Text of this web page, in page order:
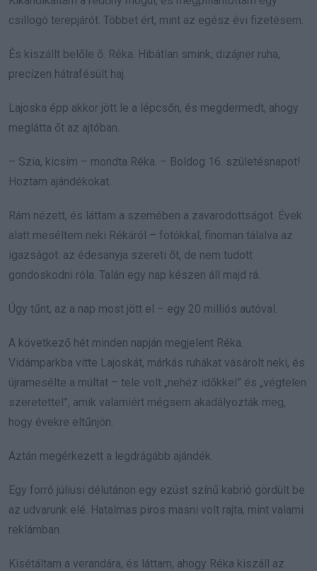
csillogó terepjárót. Többet ért, mint az egész évi fizetésem.
És kiszállt belőle ő. Réka. Hibátlan smink, dizájner ruha,
precízen hátrafésült haj.
Lajoska épp akkor jött le a lépcsőn, és megdermedt, ahogy
meglátta őt az ajtóban.
– Szia, kicsim – mondta Réka. – Boldog 16. születésnapot!
Hoztam ajándékokat.
Rám nézett, és láttam a szemében a zavarodottságot. Évek
alatt meséltem neki Rékáról – fotókkal, finoman tálalva az
igazságot: az édesanyja szereti őt, de nem tudott
gondoskodni róla. Talán egy nap készen áll majd rá.
Úgy tűnt, az a nap most jött el – egy 20 milliós autóval.
A következő hét minden napján megjelent Réka.
Vidámparkba vitte Lajoskát, márkás ruhákat vásárolt neki, és
újramesélte a múltat – tele volt „nehéz időkkel” és „végtelen
szeretettel”, amik valamiért mégsem akadályozták meg,
hogy évekre eltűnjön.
Aztán megérkezett a legdrágább ajándék.
Egy forró júliusi délutánon egy ezüst színű kabrió gördült be
az udvarunk elé. Hatalmas piros masni volt rajta, mint valami
reklámban.
Kisétáltam a verandára, és láttam, ahogy Réka kiszáll az